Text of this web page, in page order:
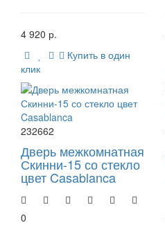
4 920 р.
Купить в один
клик
232662
Дверь межкомнатная
Скинни-15 со стекло
цвет Casablanca
0